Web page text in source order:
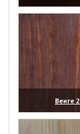
Венге 2